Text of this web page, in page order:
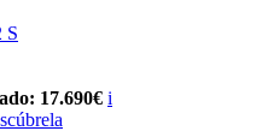
S
17.690€ i